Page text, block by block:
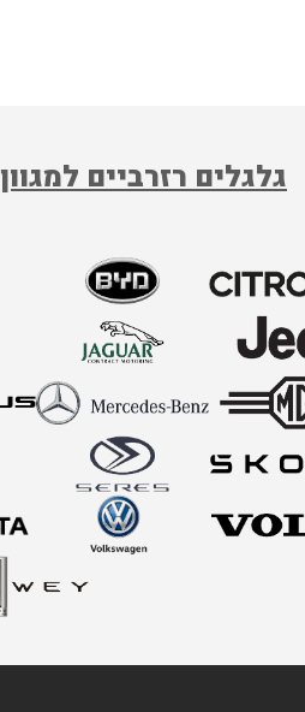
גלגלים רזרביים